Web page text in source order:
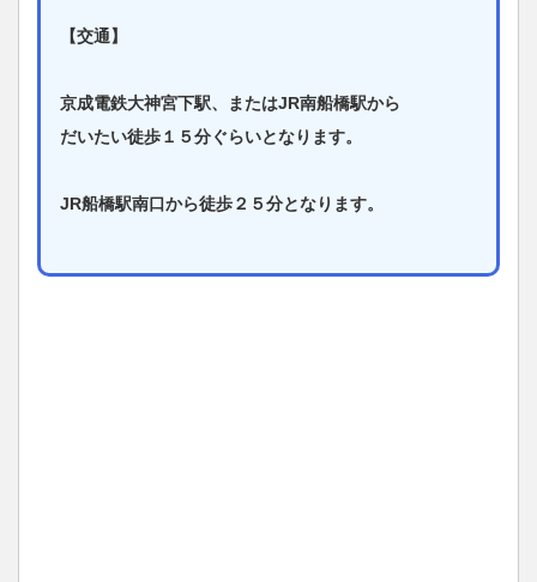
【交通】
京成電鉄大神宮下駅、またはJR南船橋駅から
だいたい徒歩１５分ぐらいとなります。
JR船橋駅南口から徒歩２５分となります。